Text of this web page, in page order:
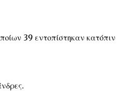
39 εντοπίστηκαν κατόπιν